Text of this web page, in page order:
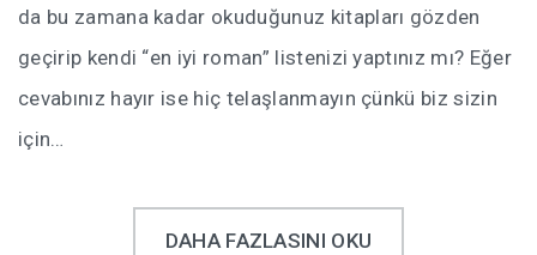
da bu zamana kadar okuduğunuz kitapları gözden
geçirip kendi “en iyi roman” listenizi yaptınız mı? Eğer
cevabınız hayır ise hiç telaşlanmayın çünkü biz sizin
için…
DAHA FAZLASINI OKU